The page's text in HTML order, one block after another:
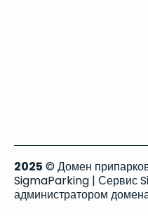
2025 © Домен
SigmaParking | Сервис
администратором